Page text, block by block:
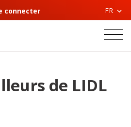
connecter FR
de LIDL